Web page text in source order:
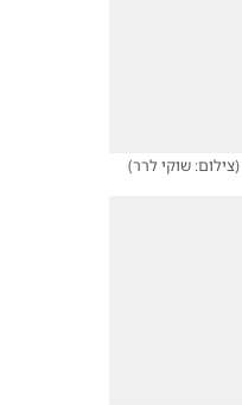
(צילום: שוקי לרר)